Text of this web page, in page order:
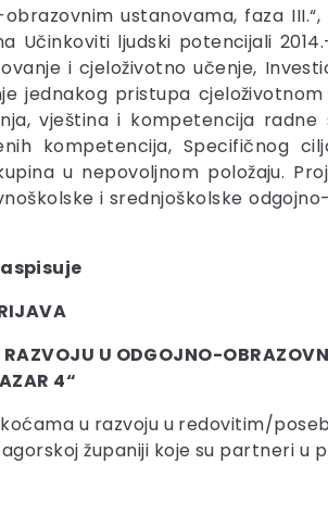
ustanovama, faza
Učinkoviti ljudski potencijali
i cjeloživotno učenje,
jednakog pristupa
vještina i kompetencija
kompetencija, Specifičnog
u nepovoljnom položaju.
i srednjoškolske
U ODGOJNO-
4“
u razvoju u redovitim/
županiji koje su partneri u